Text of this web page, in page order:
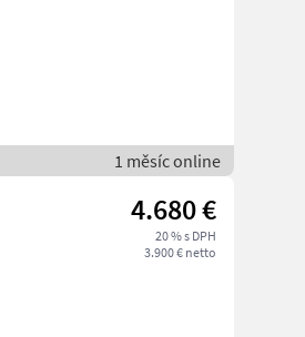
1 měsíc online
4.680 €
20 % s DPH
3.900 € netto